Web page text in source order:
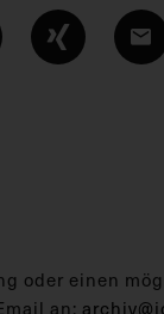
oder einen
an: